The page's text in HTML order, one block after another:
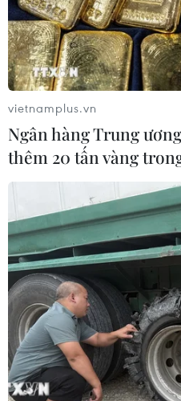
Bệnh viện Đà Nẵng
công tác phòng
31/01/2020 08:30
Bệnh viện Đà Nẵng đã
phòng hộ cần thiết; trang
bệnh nhân, y bác sỹ, đầu
vietnamplus.vn
Ngân hàng Trung
thêm 20 tấn vàng